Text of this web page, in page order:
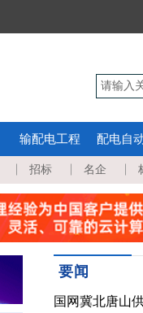
输配电工程 配电自
招标 名企
要闻
国网冀北唐山